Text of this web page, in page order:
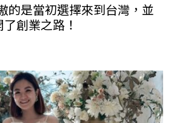
的是當初選擇來到台灣，並
創業之路！